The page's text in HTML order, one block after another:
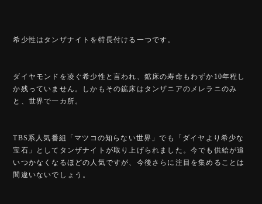
希少性はタンザナイトを特長付ける一つです。
ダイヤモンドを凌ぐ希少性と言われ、鉱床の寿命もわずか10年程し
か残っていません。しかもその鉱床はタンザニアのメレラニのみ
と、世界で一カ所。
TBS系人気番組「マツコの知らない世界」でも「ダイヤより希少な
宝石」としてタンザナイトが取り上げられました。今でも供給が追
いつかなくなるほどの人気ですが、今後さらに注目を集めることは
間違いないでしょう。